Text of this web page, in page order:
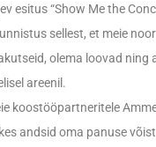
esitus “Show Me the
sellest, et meie
olema loovad ning
areenil.
koostööpartneritele
andsid oma panuse